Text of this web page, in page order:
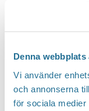
Denna
Vi använder
och annonserna
för sociala
Translate